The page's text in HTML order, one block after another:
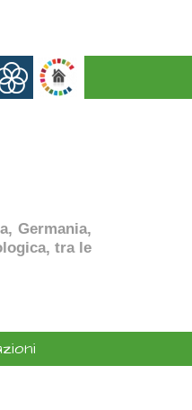
Germania,
tra le